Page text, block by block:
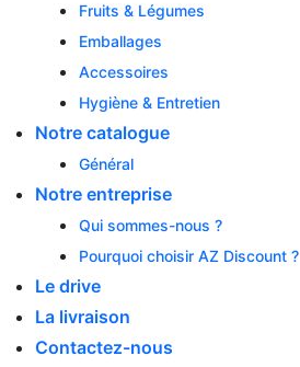
Fruits & Légumes
Emballages
Accessoires
Hygiène & Entretien
Notre catalogue
Général
Notre entreprise
Qui sommes-nous ?
Pourquoi choisir AZ Discount ?
Le drive
La livraison
Contactez-nous